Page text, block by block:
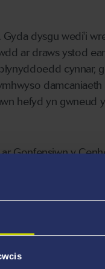
dysgu wedi'i
ar draws ystod
cynnar,
hefyd yn gwneud
Gonfensiwn y
a hamdden. Mae'r
rydych chi'n dysgu.
dysgu sy'n
a